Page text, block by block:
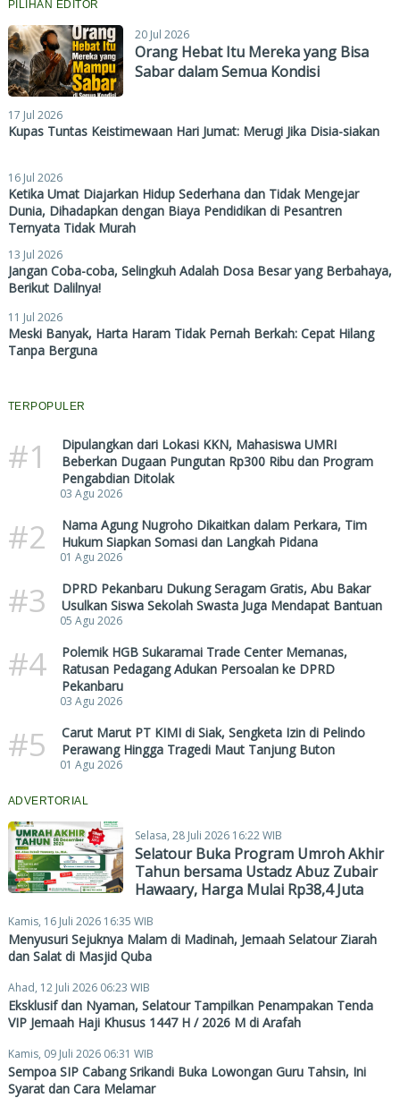
PILIHAN EDITOR
20 Jul 2026
Orang Hebat Itu Mereka yang Bisa
Sabar dalam Semua Kondisi
17 Jul 2026
Kupas Tuntas Keistimewaan Hari Jumat: Merugi Jika Disia-siakan
16 Jul 2026
Ketika Umat Diajarkan Hidup Sederhana dan Tidak Mengejar
Dunia, Dihadapkan dengan Biaya Pendidikan di Pesantren
Ternyata Tidak Murah
13 Jul 2026
Jangan Coba-coba, Selingkuh Adalah Dosa Besar yang Berbahaya,
Berikut Dalilnya!
11 Jul 2026
Meski Banyak, Harta Haram Tidak Pernah Berkah: Cepat Hilang
Tanpa Berguna
TERPOPULER
#1
Dipulangkan dari Lokasi KKN, Mahasiswa UMRI
Beberkan Dugaan Pungutan Rp300 Ribu dan Program
Pengabdian Ditolak
03 Agu 2026
#2
Nama Agung Nugroho Dikaitkan dalam Perkara, Tim
Hukum Siapkan Somasi dan Langkah Pidana
01 Agu 2026
#3
DPRD Pekanbaru Dukung Seragam Gratis, Abu Bakar
Usulkan Siswa Sekolah Swasta Juga Mendapat Bantuan
05 Agu 2026
#4
Polemik HGB Sukaramai Trade Center Memanas,
Ratusan Pedagang Adukan Persoalan ke DPRD
Pekanbaru
03 Agu 2026
#5
Carut Marut PT KIMI di Siak, Sengketa Izin di Pelindo
Perawang Hingga Tragedi Maut Tanjung Buton
01 Agu 2026
ADVERTORIAL
Selasa, 28 Juli 2026 16:22 WIB
Selatour Buka Program Umroh Akhir
Tahun bersama Ustadz Abuz Zubair
Hawaary, Harga Mulai Rp38,4 Juta
Kamis, 16 Juli 2026 16:35 WIB
Menyusuri Sejuknya Malam di Madinah, Jemaah Selatour Ziarah
dan Salat di Masjid Quba
Ahad, 12 Juli 2026 06:23 WIB
Eksklusif dan Nyaman, Selatour Tampilkan Penampakan Tenda
VIP Jemaah Haji Khusus 1447 H / 2026 M di Arafah
Kamis, 09 Juli 2026 06:31 WIB
Sempoa SIP Cabang Srikandi Buka Lowongan Guru Tahsin, Ini
Syarat dan Cara Melamar